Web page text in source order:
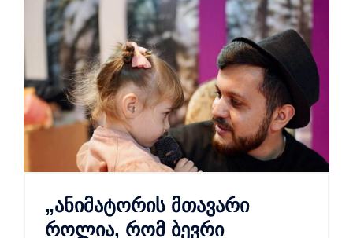
„ანიმატორის მთავარი
როლია, რომ ბევრი